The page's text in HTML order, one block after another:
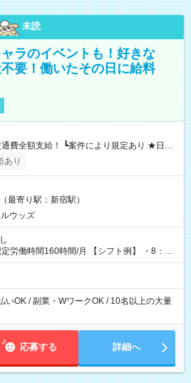
未読
ラのイベントも！好きな
要！働いたその日に給料
） ┗働いたその日に現金GET♪ お仕事後はコ
を引き落とせます！ 【試用期間】試
あり
最寄り駅：新宿駅）
ウッズ
時間/月 【シフト例】 ・8：00
いOK / 副業・WワークOK / 10名以上の大量
応募する 詳細へ